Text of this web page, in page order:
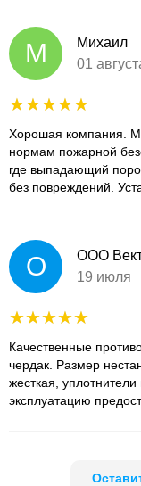
М
Михаил
01
Хорошая компания.
нормам пожарной
где выпадающий
без повреждений.
О
ООО
19 июля
Качественные
чердак. Размер
жесткая,
эксплуатацию